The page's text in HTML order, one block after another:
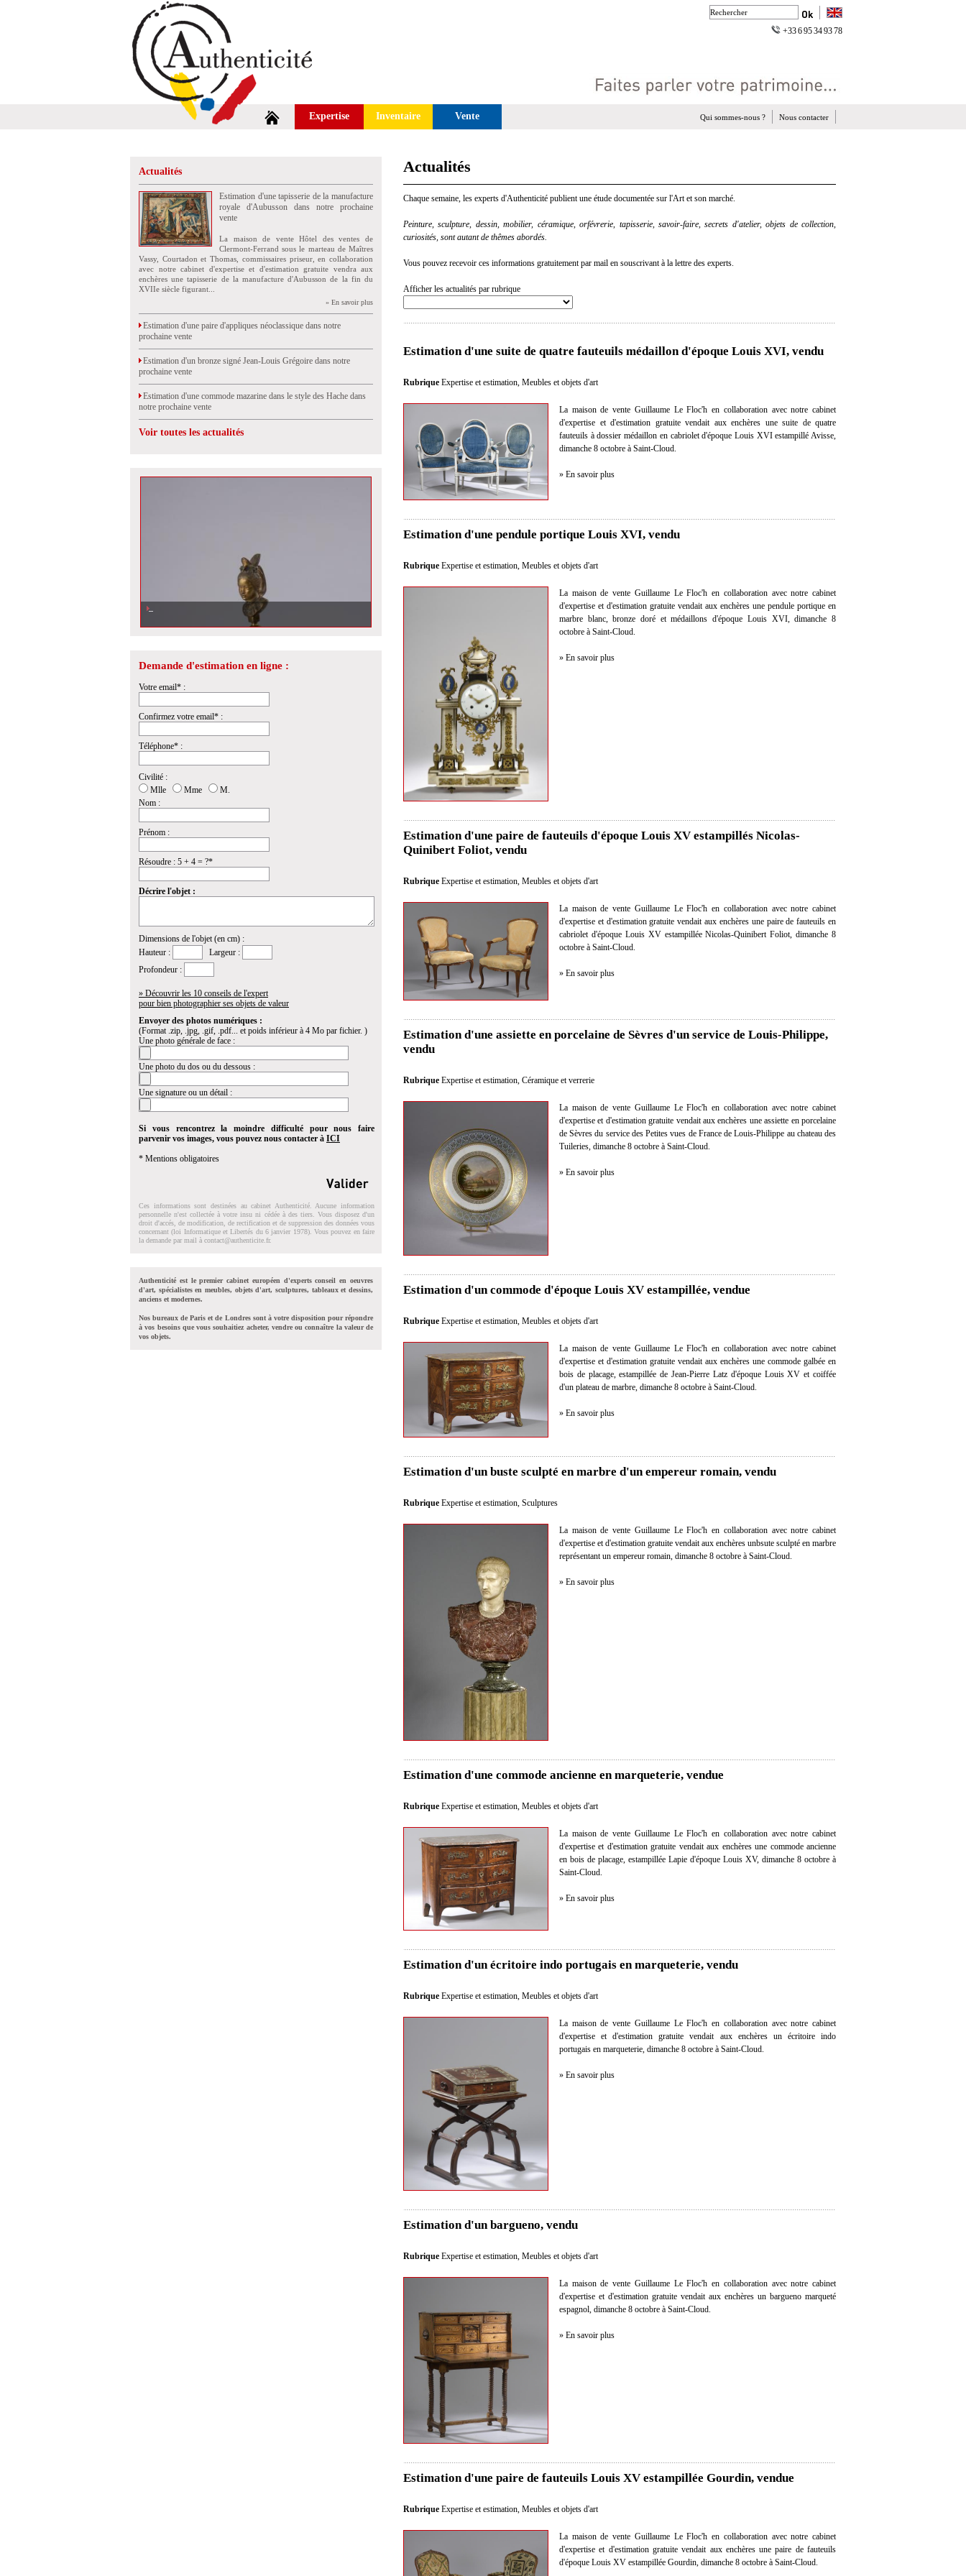
+33 6 95 34 93 78
Expertise Inventaire Vente Nous contacter
Qui sommes-nous ?
Actualités
Estimation d'une tapisserie de la manufacture
royale d'Aubusson dans notre prochaine
vente
La maison de vente Hôtel des ventes de
Clermont-Ferrand sous le marteau de Maîtres
Vassy, Courtadon et Thomas, commissaires priseur, en collaboration
avec notre cabinet d'expertise et d'estimation gratuite vendra aux
enchères une tapisserie de la manufacture d'Aubusson de la fin du
XVIIe siècle figurant...
» En savoir plus
Estimation d'une paire d'appliques néoclassique dans notre
prochaine vente
Estimation d'un bronze signé Jean-Louis Grégoire dans notre
prochaine vente
Estimation d'une commode mazarine dans le style des Hache dans
notre prochaine vente
Voir toutes les actualités
Estimation d\'un vase couvert monté chinoisant attribué à Giroux dans
notre prochaine vente aux enchères à Orléans
Demande d'estimation en ligne :
Votre email* :
Confirmez votre email* :
Téléphone* :
Civilité :
Mlle
Mme
M.
Nom :
Prénom :
Résoudre : 5 + 4 = ?*
Décrire l'objet :
Dimensions de l'objet (en cm) :
Hauteur :
Largeur :
Profondeur :
» Découvrir les 10 conseils de l'expert
pour bien photographier ses objets de valeur
Envoyer des photos numériques :
(Format .zip, .jpg, .gif, .pdf... et poids inférieur à 4 Mo par fichier. )
Une photo générale de face :
Une photo du dos ou du dessous :
Une signature ou un détail :
Si vous rencontrez la moindre difficulté pour nous faire
parvenir vos images, vous pouvez nous contacter à ICI
* Mentions obligatoires
Ces informations sont destinées au cabinet Authenticité. Aucune information
personnelle n'est collectée à votre insu ni cédée à des tiers. Vous disposez d'un
droit d'accés, de modification, de rectification et de suppression des données vous
concernant (loi Informatique et Libertés du 6 janvier 1978). Vous pouvez en faire
la demande par mail à contact@authenticite.fr.
Authenticité est le premier cabinet européen d'experts conseil en oeuvres
d'art, spécialistes en meubles, objets d'art, sculptures, tableaux et dessins,
anciens et modernes.
Nos bureaux de Paris et de Londres sont à votre disposition pour répondre
à vos besoins que vous souhaitiez acheter, vendre ou connaître la valeur de
vos objets.
Actualités
Chaque semaine, les experts d'Authenticité publient une étude documentée sur l'Art et son marché.
Peinture, sculpture, dessin, mobilier, céramique, orfévrerie, tapisserie, savoir-faire, secrets d'atelier, objets de collection,
curiosités, sont autant de thêmes abordés.
Vous pouvez recevoir ces informations gratuitement par mail en souscrivant à la lettre des experts.
Afficher les actualités par rubrique
Estimation d'une suite de quatre fauteuils médaillon d'époque Louis XVI, vendu
Rubrique Expertise et estimation, Meubles et objets d'art
La maison de vente Guillaume Le Floc'h en collaboration avec notre cabinet
d'expertise et d'estimation gratuite vendait aux enchères une suite de quatre
fauteuils à dossier médaillon en cabriolet d'époque Louis XVI estampillé Avisse,
dimanche 8 octobre à Saint-Cloud.
» En savoir plus
Estimation d'une pendule portique Louis XVI, vendu
Rubrique Expertise et estimation, Meubles et objets d'art
La maison de vente Guillaume Le Floc'h en collaboration avec notre cabinet
d'expertise et d'estimation gratuite vendait aux enchères une pendule portique en
marbre blanc, bronze doré et médaillons d'époque Louis XVI, dimanche 8
octobre à Saint-Cloud.
» En savoir plus
Estimation d'une paire de fauteuils d'époque Louis XV estampillés Nicolas-
Quinibert Foliot, vendu
Rubrique Expertise et estimation Meubles et objets d'art
La maison de vente Guillaume Le Floc'h en collaboration avec notre cabinet
d'expertise et d'estimation gratuite vendait aux enchères une paire de fauteuils en
cabriolet d'époque Louis XV estampillée Nicolas-Quinibert Foliot, dimanche 8
octobre à Saint-Cloud.
» En savoir plus
Estimation d'une assiette en porcelaine de Sèvres d'un service de Louis-Philippe,
vendu
Rubrique Expertise et estimation, Céramique et verrerie
La maison de vente Guillaume Le Floc'h en collaboration avec notre cabinet
d'expertise et d'estimation gratuite vendait aux enchères une assiette en porcelaine
de Sèvres du service des Petites vues de France de Louis-Philippe au chateau des
Tuileries, dimanche 8 octobre à Saint-Cloud.
» En savoir plus
Estimation d'un commode d'époque Louis XV estampillée, vendue
Rubrique Expertise et estimation, Meubles et objets d'art
La maison de vente Guillaume Le Floc'h en collaboration avec notre cabinet
d'expertise et d'estimation gratuite vendait aux enchères une commode galbée en
bois de placage, estampillée de Jean-Pierre Latz d'époque Louis XV et coiffée
d'un plateau de marbre, dimanche 8 octobre à Saint-Cloud.
» En savoir plus
Estimation d'un buste sculpté en marbre d'un empereur romain, vendu
Rubrique Expertise et estimation, Sculptures
La maison de vente Guillaume Le Floc'h en collaboration avec notre cabinet
d'expertise et d'estimation gratuite vendait aux enchères unbsute sculpté en marbre
représentant un empereur romain, dimanche 8 octobre à Saint-Cloud.
» En savoir plus
Estimation d'une commode ancienne en marqueterie, vendue
Rubrique Expertise et estimation, Meubles et objets d'art
La maison de vente Guillaume Le Floc'h en collaboration avec notre cabinet
d'expertise et d'estimation gratuite vendait aux enchères une commode ancienne
en bois de placage, estampillée Lapie d'époque Louis XV, dimanche 8 octobre à
Saint-Cloud.
» En savoir plus
Estimation d'un écritoire indo portugais en marqueterie, vendu
Rubrique Expertise et estimation, Meubles et objets d'art
La maison de vente Guillaume Le Floc'h en collaboration avec notre cabinet
d'expertise et d'estimation gratuite vendait aux enchères un écritoire indo
portugais en marqueterie, dimanche 8 octobre à Saint-Cloud.
» En savoir plus
Estimation d'un bargueno, vendu
Rubrique Expertise et estimation, Meubles et objets d'art
La maison de vente Guillaume Le Floc'h en collaboration avec notre cabinet
d'expertise et d'estimation gratuite vendait aux enchères un bargueno marqueté
espagnol, dimanche 8 octobre à Saint-Cloud.
» En savoir plus
Estimation d'une paire de fauteuils Louis XV estampillée Gourdin, vendue
Rubrique Expertise et estimation, Meubles et objets d'art
La maison de vente Guillaume Le Floc'h en collaboration avec notre cabinet
d'expertise et d'estimation gratuite vendait aux enchères une paire de fauteuils
d'époque Louis XV estampillée Gourdin, dimanche 8 octobre à Saint-Cloud.